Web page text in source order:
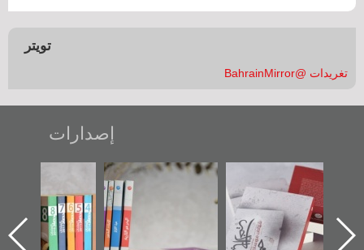
تويتر
تغريدات @BahrainMirror
إصدارات
الباب الأخير":
الإصدار الأول عن
اعتصام الدراز
وأحداث ساحة
تصنيف موضوعي
للوثائق البريطانية
يقدمه «مركز أوال»
"مرآة البحرين"
تصدر حصاد
الساحات 2019